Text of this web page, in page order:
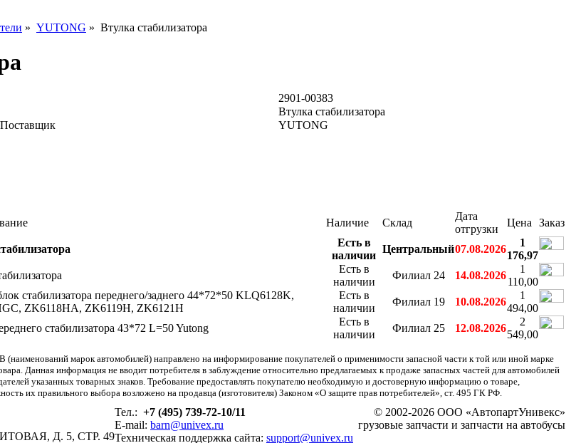
» YUTONG » Втулка стабилизатора
2901-00383
Втулка стабилизатора
YUTONG
Наличие Склад
Дата
отгрузки
Цена Заказ
Есть в
наличии
Центральный07.08.2026
1
176,97
Есть в
наличии
Филиал 24 14.08.2026
1
110,00
стабилизатора переднего/заднего 44*72*50 KLQ6128K,
ZK6118HA, ZK6119H, ZK6121H
Есть в
наличии
Филиал 19 10.08.2026
1
494,00
стабилизатора 43*72 L=50 Yutong
Есть в
наличии
Филиал 25 12.08.2026
2
549,00
марок автомобилей) направлено на информирование покупателей о применимости запасной части к той или иной марке
Данная информация не вводит потребителя в заблуждение относительно предлагаемых к продаже запасных частей для автомобилей
указанных товарных знаков. Требование предоставлять покупателю необходимую и достоверную информацию о товаре,
их правильного выбора возложено на продавца (изготовителя) Законом «О защите прав потребителей», ст. 495 ГК РФ.
Д. 5, СТР. 49
Тел.: +7 (495) 739-72-10/11
E-mail: barn@univex.ru
Техническая поддержка сайта: support@univex.ru
© 2002-2026 ООО «АвтопартУнивекс»
грузовые запчасти и запчасти на автобусы